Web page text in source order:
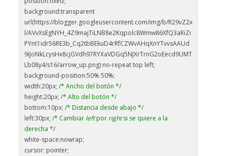
background:transparent
url(https://blogger.googleusercontent.com/img/b/R29vZ2x
l/AVvXsEgNYH_4Z9majTiLNB8e2Kqpolc8Wmw86XfQ3aRiZi
PYnt1idr56RE3b_Cq2tbBEkuD4rRfCZWvAHqXnYTvvsAAUd
9iJoNkLcysHx8cjGVdh97RYXaVDGq5NJXrTrnG2oEecd9UMT
Lb08y4/s16/arrow_up.png) no-repeat top left;
background-position:50% 50%;
width:20px; /* Ancho del botón */
height:20px; /* Alto del botón */
bottom:10px; /* Distancia desde abajo */
left:30px; /* Cambiar leftpor rightsi se quiere a la
derecha */
white-space:nowrap;
cursor: pointer;